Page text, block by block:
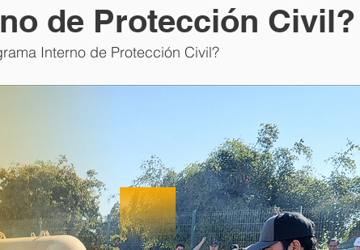
de Protección Civil?
Interno de Protección Civil?